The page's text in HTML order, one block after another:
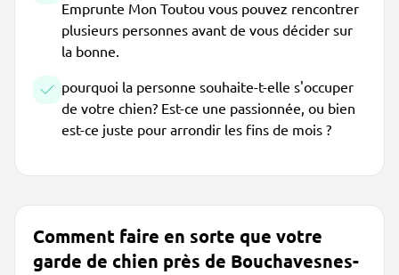
Emprunte Mon Toutou vous pouvez rencontrer
plusieurs personnes avant de vous décider sur
la bonne.
pourquoi la personne souhaite-t-elle s'occuper
de votre chien? Est-ce une passionnée, ou bien
est-ce juste pour arrondir les fins de mois ?
Comment faire en sorte que votre
garde de chien près de Bouchavesnes-